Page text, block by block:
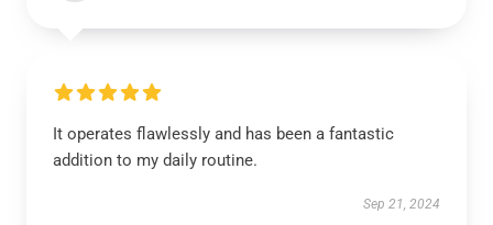
It operates flawlessly and has been a fantastic
addition to my daily routine.
Sep 21, 2024